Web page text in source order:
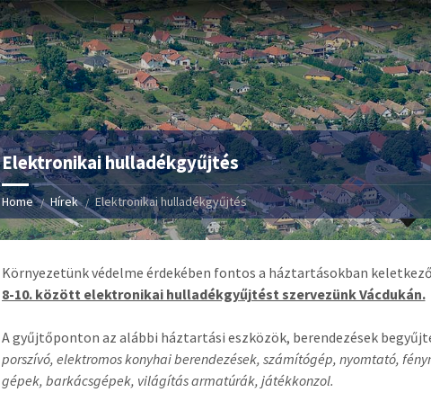
Elektronikai hulladékgyűjtés
Home Hírek Elektronikai hulladékgyűjtés
Környezetünk védelme érdekében fontos a háztartásokban
8-10. között elektronikai hulladékgyűjtést szervezünk Vácdukán.
A gyűjtőponton az alábbi háztartási eszközök, berendezések
porszívó, elektromos konyhai berendezések, számítógép, nyomtató,
gépek, barkácsgépek, világítás armatúrák, játékkonzol.